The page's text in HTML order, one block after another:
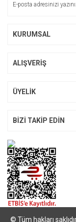
KURUMSAL
ALIŞVERİŞ
ÜYELİK
BİZİ TAKİP EDİN
© Tüm hakları